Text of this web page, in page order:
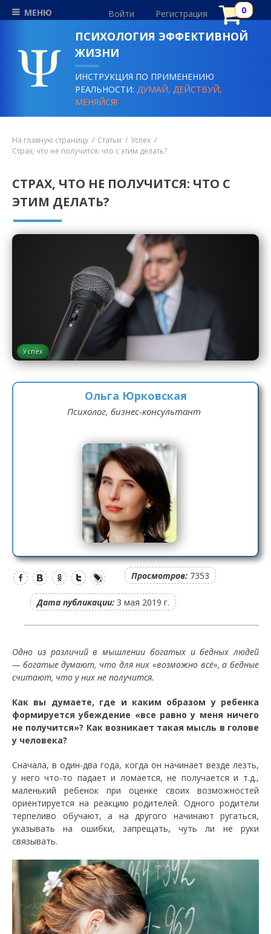
МЕНЮ Войти Регистрация
ПСИХОЛОГИЯ ЭФФЕКТИВНОЙ
ЖИЗНИ
ИНСТРУКЦИЯ ПО ПРИМЕНЕНИЮ
РЕАЛЬНОСТИ:ДУМАЙ, ДЕЙСТВУЙ,
МЕНЯЙСЯ!
На главную страницу Статьи
Успех
Страх, что не получится: что с этим делать?
СТРАХ, ЧТО НЕ ПОЛУЧИТСЯ: ЧТО С
ЭТИМ ДЕЛАТЬ?
Успех
Ольга Юрковская
Психолог, бизнес-консультант
Просмотров: 7353
Дата публикации: 3 мая 2019 г.
Одно из различий в мышлении богатых и бедных людей
— богатые думают, что для них «возможно всё», а бедные
считают, что у них не получится.
Как вы думаете, где и каким образом у ребенка
формируется убеждение «все равно у меня ничего
не получится»? Как возникает такая мысль в голове
у человека?
Сначала, в один-два года, когда он начинает везде лезть,
у него что-то падает и ломается, не получается и т.д.,
маленький ребенок при оценке своих возможностей
ориентируется на реакцию родителей. Одного родители
терпеливо обучают, а на другого начинают ругаться,
указывать на ошибки, запрещать, чуть ли не руки
связывать.